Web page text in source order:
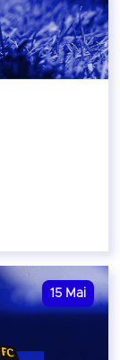
15 Mai